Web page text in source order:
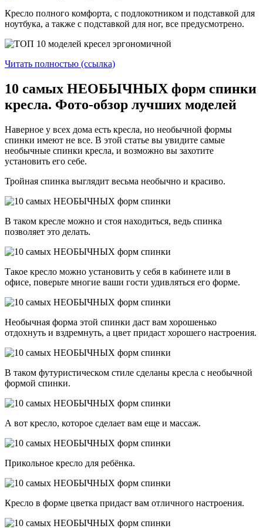
Кресло полного комфорта, с подлокотником и подставкой для
ноутбука, а также с подставкой для ног, все предусмотрено.
Читать полностью (ссылка)
10 самых НЕОБЫЧНЫХ форм спинки
кресла. Фото-обзор лучших моделей
Наверное у всех дома есть кресла, но необычной формы
спинки имеют не все. В этой статье вы увидите самые
необычные спинки кресла, и возможно вы захотите
установить его себе.
Тройная спинка выглядит весьма необычно и красиво.
В таком кресле можно и стоя находиться, ведь спинка
позволяет это делать.
Такое кресло можно установить у себя в кабинете или в
офисе, поверьте многие ваши гости удивляться его форме.
Необычная форма этой спинки даст вам хорошенько
отдохнуть и вздремнуть, а цвет придаст хорошего настроения.
В таком футуристическом стиле сделаны кресла с необычной
формой спинки.
А вот кресло, которое сделает вам еще и массаж.
Прикольное кресло для ребёнка.
Кресло в форме цветка придаст вам отличного настроения.